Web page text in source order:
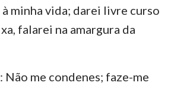
Jó
Provérbios
Jeremias
minha vida; darei livre curso
falarei na amargura da
Não me condenes; faze-me